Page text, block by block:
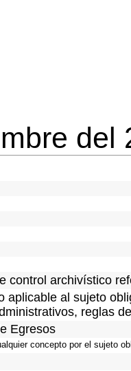
del
control archivístico
aplicable al sujeto
reglas
Egresos
concepto por el sujeto